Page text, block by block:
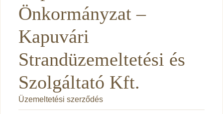
Önkormányzat –
Kapuvári
Strandüzemeltetési és
Szolgáltató Kft.
Üzemeltetési szerződés